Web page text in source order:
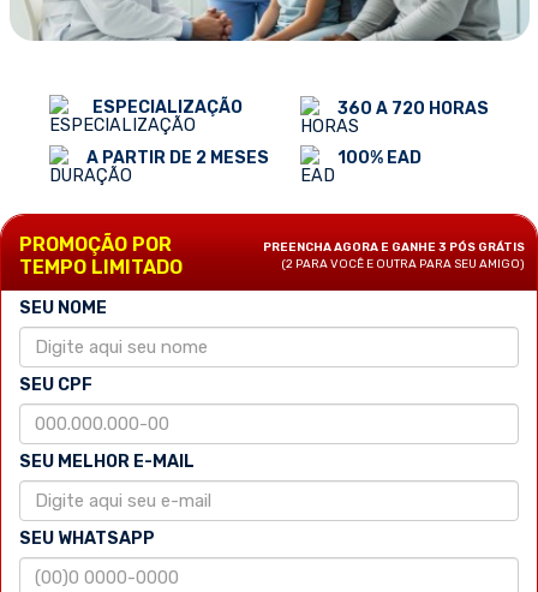
ESPECIALIZAÇÃO
A PARTIR DE 2 MESES
360 A 720 HORAS
100% EAD
PROMOÇÃO POR
TEMPO LIMITADO
PREENCHA AGORA E GANHE 3 PÓS GRÁTIS
(2 PARA VOCÊ E OUTRA PARA SEU AMIGO)
SEU NOME
SEU CPF
SEU MELHOR E-MAIL
SEU WHATSAPP